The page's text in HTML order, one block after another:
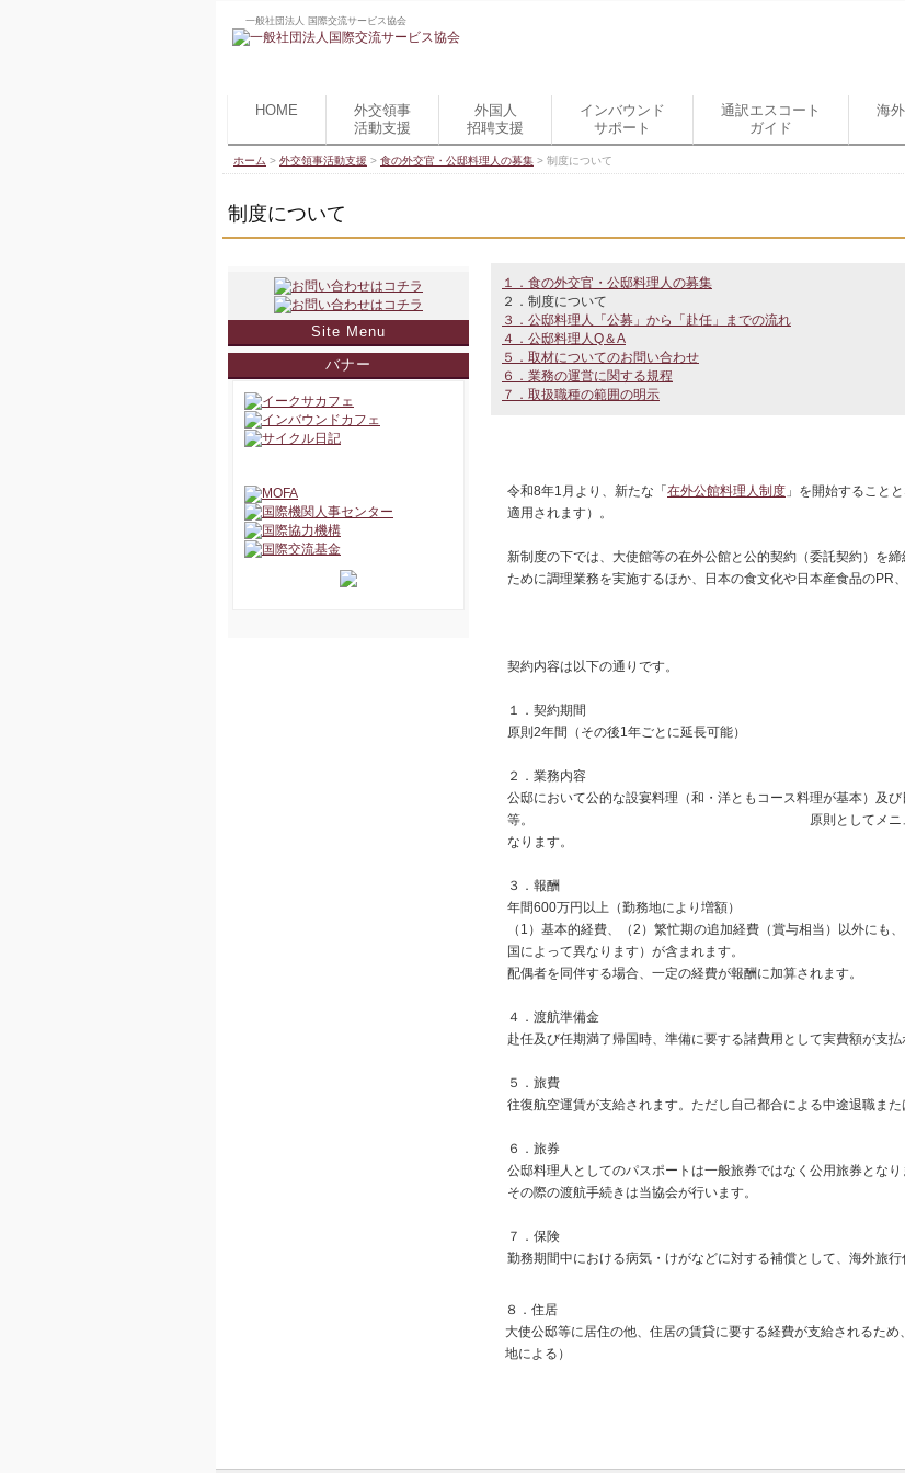
一般社団法人 国際交流サービス協会
HOME
外交領事
活動支援
外国人
招聘支援
インバウンド
サポート
通訳エスコート
ガイド
海
ホーム > 外交領事活動支援 > 食の外交官・公邸料理人の募集 > 制度について
制度について
１．食の外交官・公邸料理人の募集
２．制度について
３．公邸料理人「公募」から「赴任」までの流れ
４．公邸料理人Q＆A
５．取材についてのお問い合わせ
６．業務の運営に関する規程
７．取扱職種の範囲の明示
令和8年1月より、新たな「 在外公館料理人制度 」を開始すること
適用されます）。
新制度の下では、大使館等の在外公館と公的契約（委託契約）を
ために調理業務を実施するほか、日本の食文化や日本産食品のPR
契約内容は以下の通りです。
１．契約期間
原則2年間（その後1年ごとに延長可能）
２．業務内容
公邸において公的な設宴料理（和・洋ともコース料理が基本）及
等。 原則としてメニュー作成から買出
なります。
３．報酬
年間600万円以上（勤務地により増額）
（1）基本的経費、（2）繁忙期の追加経費（賞与相当）以外にも
国によって異なります）が含まれます。
配偶者を同伴する場合、一定の経費が報酬に加算されます。
４．渡航準備金
赴任及び任期満了帰国時、準備に要する諸費用として実費額が支払
５．旅費
往復航空運賃が支給されます。ただし自己都合による中途退職また
６．旅券
公邸料理人としてのパスポートは一般旅券ではなく公用旅券となり
その際の渡航手続きは当協会が行います。
７．保険
勤務期間中における病気・けがなどに対する補償として、海外旅行
８．住居
大使公邸等に居住の他、住居の賃貸に要する経費が支給されるた
地による）
Site Menu
バナー